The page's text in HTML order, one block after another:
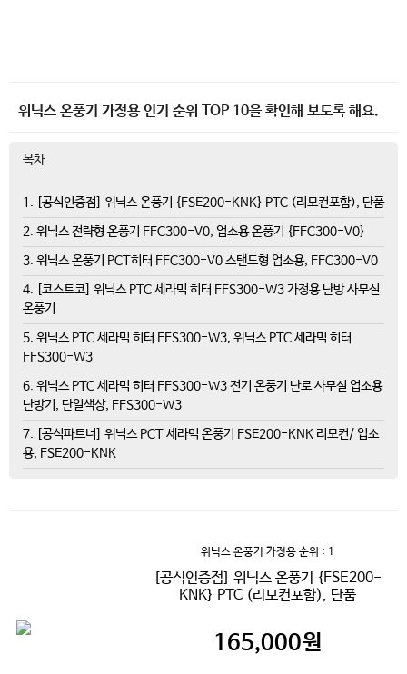
위닉스 온풍기 가정용 인기 순위 TOP 10을 확인해 보도록 해요.
목차
1. [공식인증점] 위닉스 온풍기 {FSE200-KNK} PTC (리모컨포함), 단품
2. 위닉스 전략형 온풍기 FFC300-V0, 업소용 온풍기 {FFC300-V0}
3. 위닉스 온풍기 PCT히터 FFC300-V0 스탠드형 업소용, FFC300-V0
4. [코스트코] 위닉스 PTC 세라믹 히터 FFS300-W3 가정용 난방 사무실
온풍기
5. 위닉스 PTC 세라믹 히터 FFS300-W3, 위닉스 PTC 세라믹 히터
FFS300-W3
6. 위닉스 PTC 세라믹 히터 FFS300-W3 전기 온풍기 난로 사무실 업소용
난방기, 단일색상, FFS300-W3
7. [공식파트너] 위닉스 PCT 세라믹 온풍기 FSE200-KNK 리모컨/ 업소
용, FSE200-KNK
위닉스 온풍기 가정용순위 : 1
[공식인증점] 위닉스 온풍기 {FSE200-
KNK} PTC (리모컨포함), 단품
165,000원